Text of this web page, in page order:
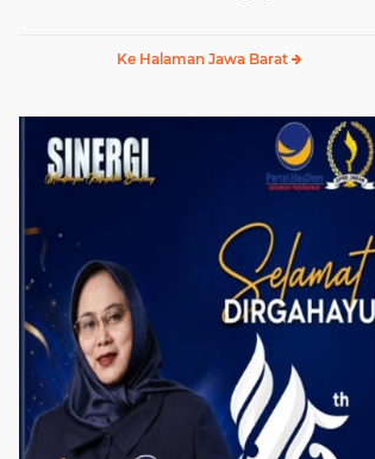
Ke Halaman Jawa Barat